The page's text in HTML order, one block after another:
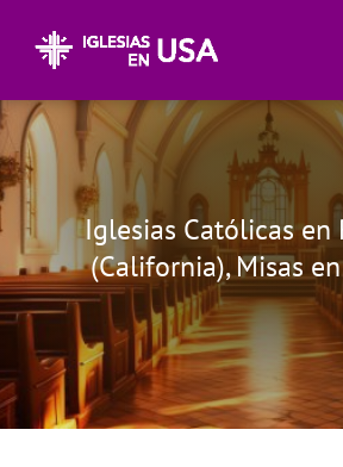
Iglesias Católicas en
(California), Misas